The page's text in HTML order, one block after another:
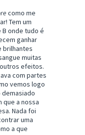
como me
Tem um
onde tudo é
ganhar
brilhantes
muitas
efeitos.
com partes
vemos logo
demasiado
que a nossa
Nada foi
uma
a que